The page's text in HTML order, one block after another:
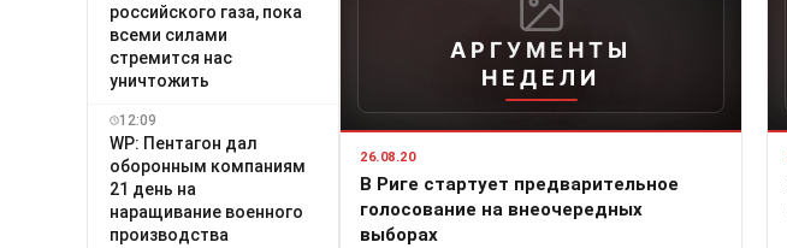
российского газа, пока
всеми силами
стремится нас
уничтожить
12:09
WP: Пентагон дал
оборонным компаниям
21 день на
наращивание военного
производства
АРГУМЕНТЫ
НЕДЕЛИ
26.08.20
В Риге стартует предварительное
голосование на внеочередных
выборах